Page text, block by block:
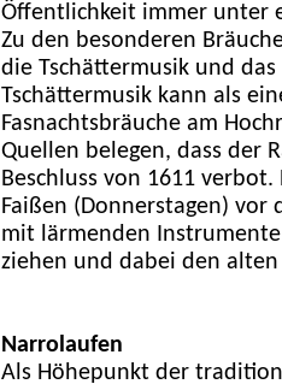
Öffentlichkeit immer unter
Zu den besonderen
die Tschättermusik und
Tschättermusik kann als
Fasnachtsbräuche am
Quellen belegen, dass der
Beschluss von 1611
Faißen (Donnerstagen) vor
mit lärmenden
ziehen und dabei den
Narrolaufen
Als Höhepunkt der